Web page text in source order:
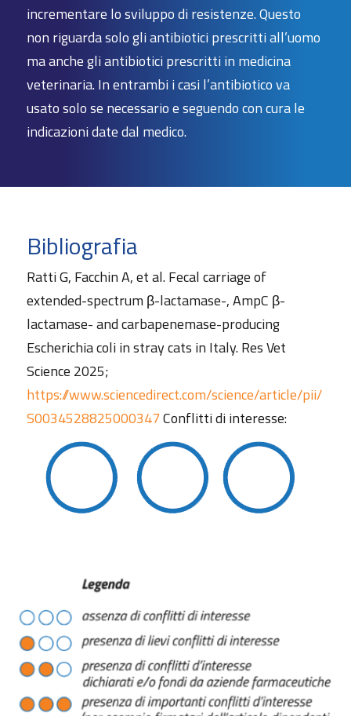
incrementare lo sviluppo di resistenze. Questo
non riguarda solo gli antibiotici prescritti all’uomo
ma anche gli antibiotici prescritti in medicina
veterinaria. In entrambi i casi l’antibiotico va
usato solo se necessario e seguendo con cura le
indicazioni date dal medico.
Bibliografia
Ratti G, Facchin A, et al. Fecal carriage of
extended-spectrum β-lactamase-, AmpC β-
lactamase- and carbapenemase-producing
Escherichia coli in stray cats in Italy. Res Vet
Science 2025;
https://www.sciencedirect.com/science/article/pii/
S0034528825000347Conflitti di interesse: